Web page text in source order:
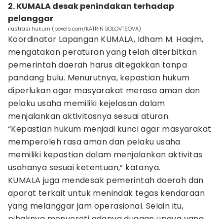
2. KUMALA desak penindakan terhadap
pelanggar
ilustrasi hukum (pexels.com/KATRIN BOLOVTSOVA)
Koordinator Lapangan KUMALA, Idham M. Haqim,
mengatakan peraturan yang telah diterbitkan
pemerintah daerah harus ditegakkan tanpa
pandang bulu. Menurutnya, kepastian hukum
diperlukan agar masyarakat merasa aman dan
pelaku usaha memiliki kejelasan dalam
menjalankan aktivitasnya sesuai aturan.
“Kepastian hukum menjadi kunci agar masyarakat
memperoleh rasa aman dan pelaku usaha
memiliki kepastian dalam menjalankan aktivitas
usahanya sesuai ketentuan,” katanya.
KUMALA juga mendesak pemerintah daerah dan
aparat terkait untuk menindak tegas kendaraan
yang melanggar jam operasional. Selain itu,